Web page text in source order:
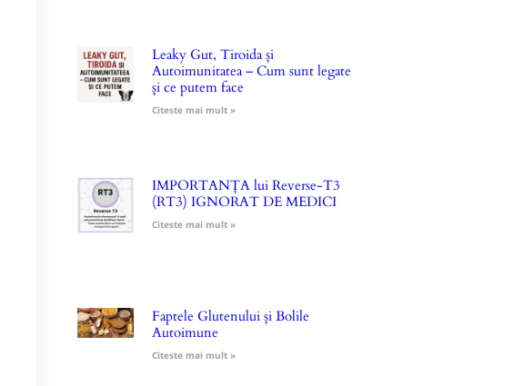
Leaky Gut, Tiroida și
Autoimunitatea – Cum sunt legate
și ce putem face
Citeste mai mult »
IMPORTANȚA lui Reverse-T3
(RT3) IGNORAT DE MEDICI
Citeste mai mult »
Faptele Glutenului și Bolile
Autoimune
Citeste mai mult »